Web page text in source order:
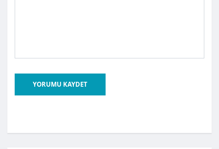
YORUMU KAYDET